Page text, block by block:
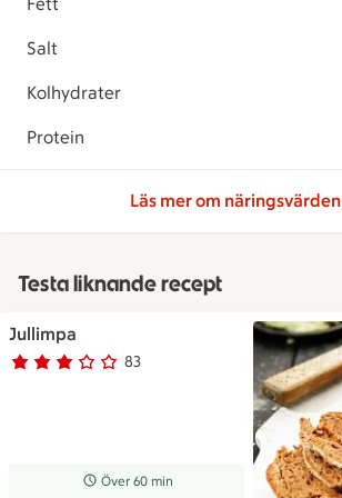
Salt
Kolhydrater
Protein
Läs mer om näringsvärden
Testa liknande recept
Jullimpa
Betyg 2.8 av 5. 83
83 personer har röstat
Receptet tar Över 60 min att tillaga
Över 60 min
Jullimpa